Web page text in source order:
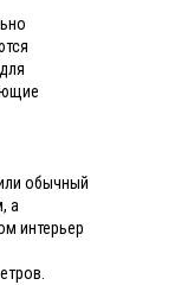
обычный
а
интерьер